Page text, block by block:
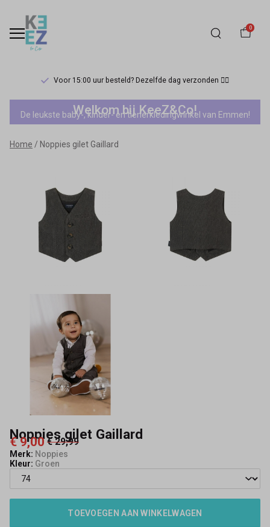
0
Voor 15:00 uur besteld? Dezelfde dag verzonden 🏃‍♀️
Noppies
gilet
Gaillard
Keez&Co
Welkom bij KeeZ&Co!
De leukste baby-, kinder- en tienerkledingwinkel van Emmen!
Home Noppies gilet Gaillard
Noppies gilet Gaillard
€ 9,00 € 29,99
Merk: Noppies
Kleur: Groen
TOEVOEGEN AAN WINKELWAGEN